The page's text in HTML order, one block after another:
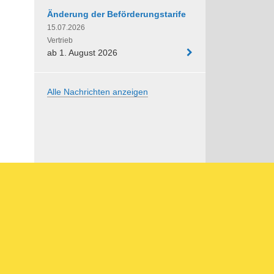
Änderung der Beförderungstarife
15.07.2026
Vertrieb
ab 1. August 2026
Alle Nachrichten anzeigen